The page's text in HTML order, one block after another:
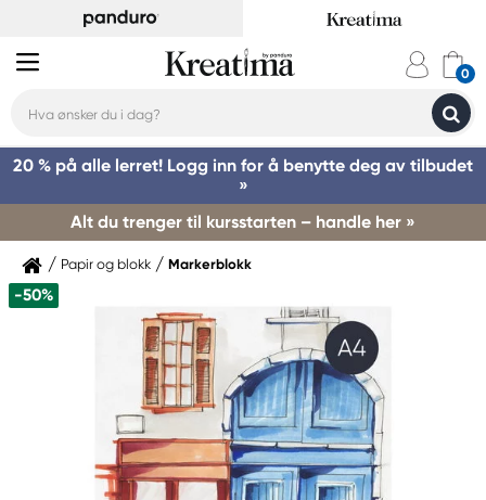
20 % på alle lerret! Logg inn for å benytte deg av tilbudet
»
Alt du trenger til kursstarten – handle her »
Papir og blokk Markerblokk
-50%